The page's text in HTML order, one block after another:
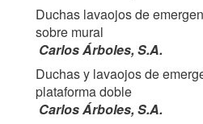
Duchas lavaojos de
sobre mural
Carlos Árboles, S.A.
Duchas y lavaojos de
plataforma doble
Carlos Árboles, S.A.